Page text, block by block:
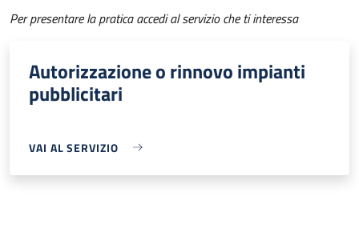
Per presentare la pratica accedi al servizio che ti interessa
Autorizzazione o rinnovo impianti
pubblicitari
VAI AL SERVIZIO